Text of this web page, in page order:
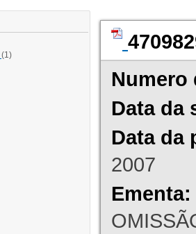
(1)
Numero
Data da
Data da
2007
Ementa: